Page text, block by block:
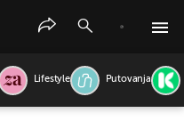
Lifestyle Putovanja